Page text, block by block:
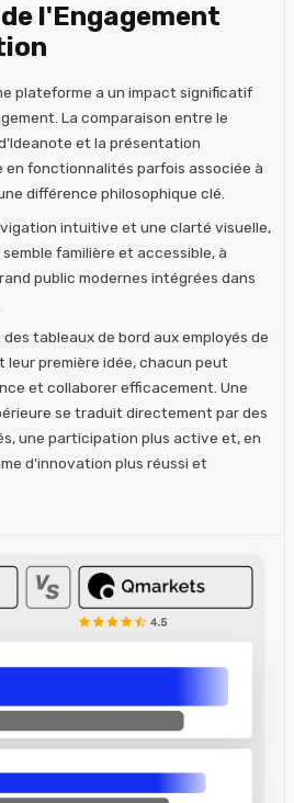
l'Engagement
plateforme a un impact significatif
La comparaison entre le
et la présentation
fonctionnalités parfois associée à
différence philosophique clé.
intuitive et une clarté visuelle,
familière et accessible, à
public modernes intégrées dans
tableaux de bord aux employés de
leur première idée, chacun peut
et collaborer efficacement. Une
se traduit directement par des
une participation plus active et, en
d'innovation plus réussi et